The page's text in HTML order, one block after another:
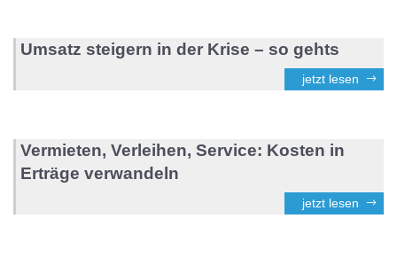
Umsatz steigern in der Krise – so gehts
jetzt lesen
Vermieten, Verleihen, Service: Kosten in
Erträge verwandeln
jetzt lesen